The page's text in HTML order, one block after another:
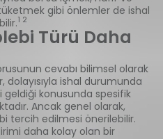
gibi önlemler de ishal
1 2
Türü Daha
cevabı bilimsel olarak
dolayısıyla ishal durumunda
konusunda spesifik
Ancak genel olarak,
tercih edilmesi önerilebilir.
daha kolay olan bir